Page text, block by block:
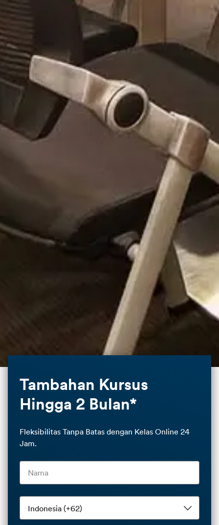
Tambahan Kursus
Hingga 2 Bulan*
Fleksibilitas Tanpa Batas dengan Kelas Online 24
Jam.